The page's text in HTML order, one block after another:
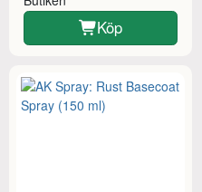
Köp